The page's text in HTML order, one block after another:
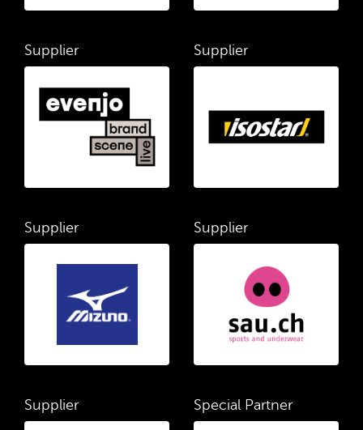
Supplier Supplier
Supplier Supplier
Supplier Special Partner